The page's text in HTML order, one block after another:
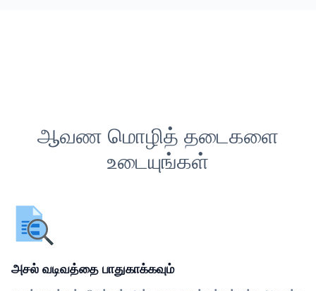
ஆவண மொழித் தடைகளை
உடையுங்கள்
அசல் வடிவத்தை பாதுகாக்கவும்